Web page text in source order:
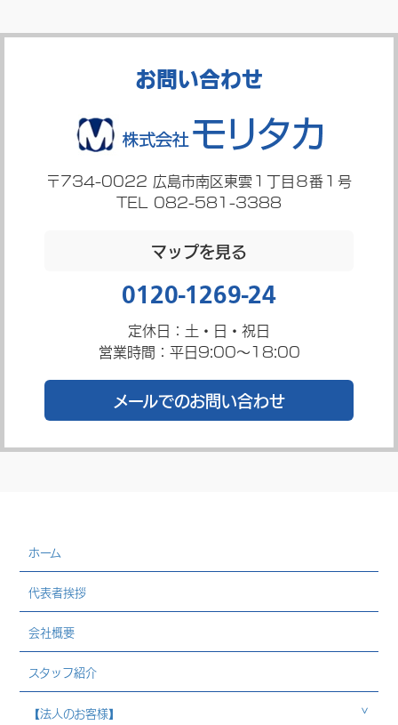
お問い合わせ
〒734-0022 広島市南区東雲１丁目８番１号
TEL 082-581-3388
マップを見る
0120-1269-24
定休日：土・日・祝日
営業時間：平日9:00～18:00
メールでのお問い合わせ
ホーム
代表者挨拶
会社概要
スタッフ紹介
【法人のお客様】